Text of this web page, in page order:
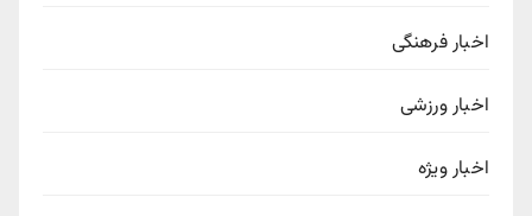
اخبار فرهنگی
اخبار ورزشی
اخبار ویژه